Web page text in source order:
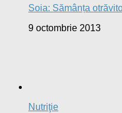
Soia: Sămânța
9 octombrie 2013
Nutriţie